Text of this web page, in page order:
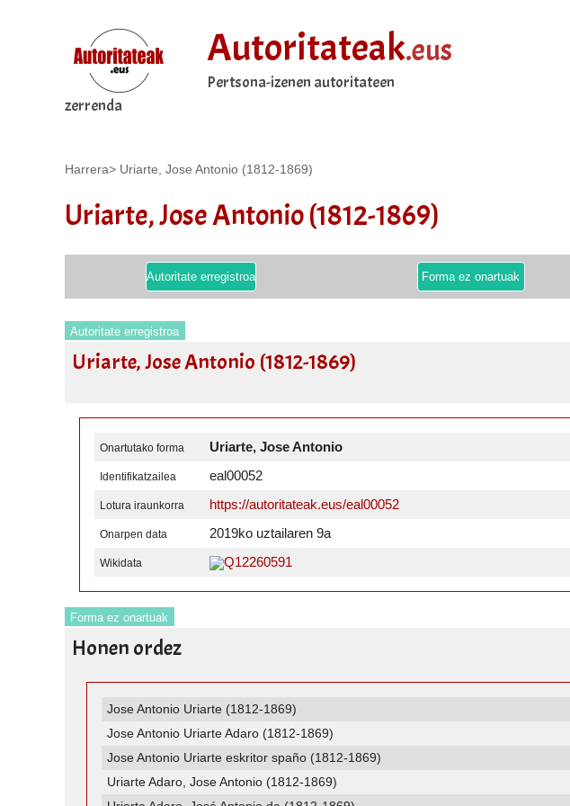
Autoritateak.eus
Pertsona-izenen autoritateen
zerrenda
Harrera> Uriarte, Jose Antonio (1812-1869)
Uriarte, Jose Antonio (1812-1869)
Autoritate erregistroa Forma ez onartuak
Autoritate erregistroa
Uriarte, Jose Antonio (1812-1869)
Onartutako forma Uriarte, Jose Antonio
Identifikatzailea eal00052
Lotura iraunkorra https://autoritateak.eus/eal00052
Onarpen data 2019ko uztailaren 9a
Wikidata Q12260591
Forma ez onartuak
Honen ordez
Jose Antonio Uriarte (1812-1869)
Jose Antonio Uriarte Adaro (1812-1869)
Jose Antonio Uriarte eskritor spaño (1812-1869)
Uriarte Adaro, Jose Antonio (1812-1869)